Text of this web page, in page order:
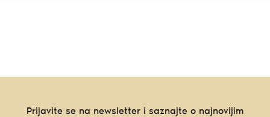
Prijavite se na newsletter i saznajte o najnovijim